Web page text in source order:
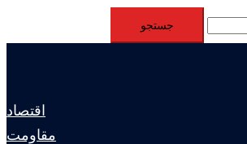
اقتصاد
مقاومت